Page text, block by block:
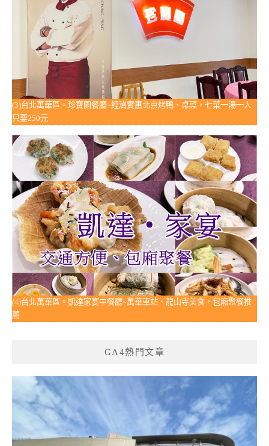
(3)台北萬華區。珍寶園餐廳~經濟實惠北京烤鴨、桌菜，七菜一湯一人
只要250元
(4)台北萬華區。凱達家宴中餐廳~萬華車站、龍山寺美食，包廂聚餐推
薦
GA4熱門文章